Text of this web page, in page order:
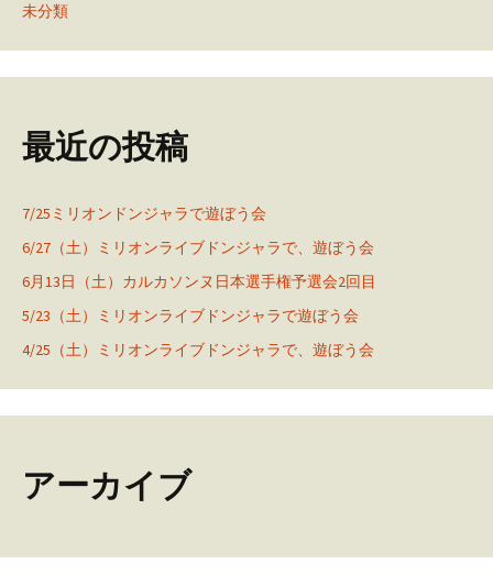
未分類
最近の投稿
7/25ミリオンドンジャラで遊ぼう会
6/27（土）ミリオンライブドンジャラで、遊ぼう会
6月13日（土）カルカソンヌ日本選手権予選会2回目
5/23（土）ミリオンライブドンジャラで遊ぼう会
4/25（土）ミリオンライブドンジャラで、遊ぼう会
アーカイブ